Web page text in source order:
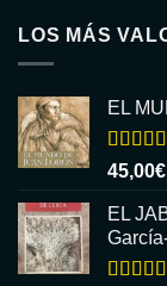
LOS MÁS
EL
Valorado
con
5
45,00€
EL